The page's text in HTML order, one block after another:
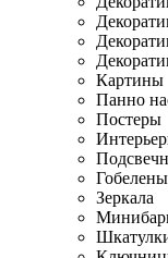
Картины
Панно
Постеры
Гобелены
Зеркала